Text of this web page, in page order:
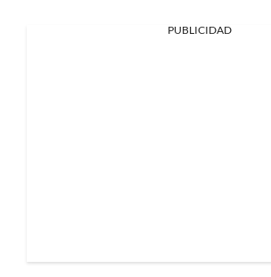
PUBLICIDAD